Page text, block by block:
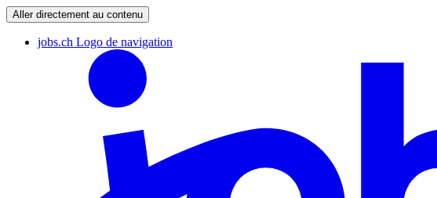
Aller directement au contenu
jobs.ch Logo de navigation